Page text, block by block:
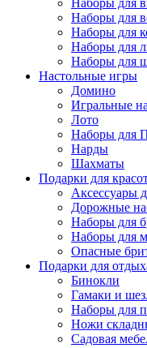
Наборы для
Наборы для
Наборы для
Наборы для
Наборы для
Настольные игры
Домино
Игральные
Лото
Наборы для
Нарды
Шахматы
Подарки для
Аксессуары
Дорожные
Наборы для
Наборы для
Опасные
Подарки для
Бинокли
Гамаки и
Наборы для
Ножи
Садовая